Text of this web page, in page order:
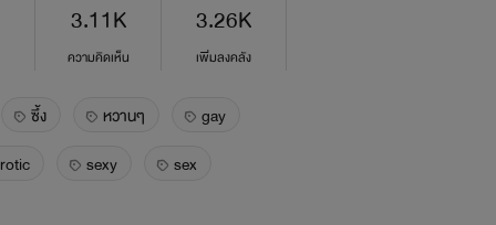
3.11K
ความคิดเห็น
3.26K
เพิ่มลงคลัง
ซึ้ง หวานๆ
gay
sexy
sex